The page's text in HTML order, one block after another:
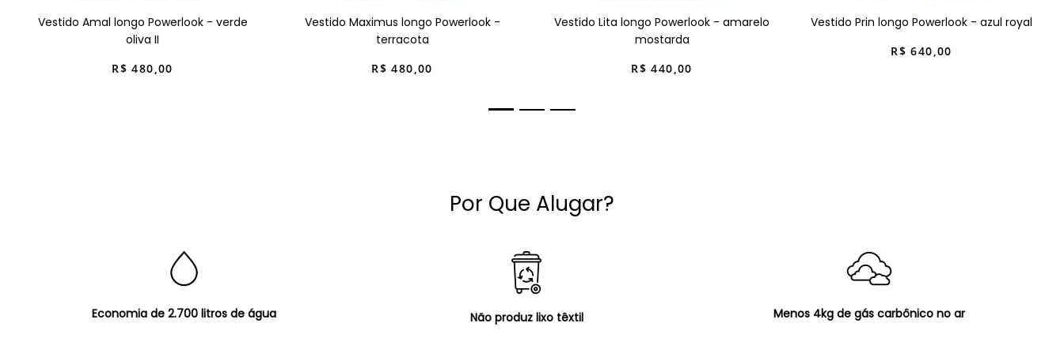
Vestido Amal longo Powerlook - verde
oliva II
R$ 480,00
Vestido Maximus longo Powerlook -
terracota
R$ 480,00
Vestido Lita longo Powerlook - amarelo
mostarda
R$ 440,00
Vestido Prin longo Powerlook - azul royal
R$ 640,00
Por Que Alugar?
Economia de 2.700 litros de água Não produz lixo têxtil Menos 4kg de gás carbônico no ar